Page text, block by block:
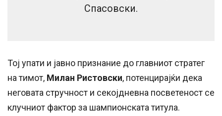
Спасовски.
Тој упати и јавно признание до главниот стратег
на тимот, Милан Ристовски, потенцирајќи дека
неговата стручност и секојдневна посветеност се
клучниот фактор за шампионската титула.